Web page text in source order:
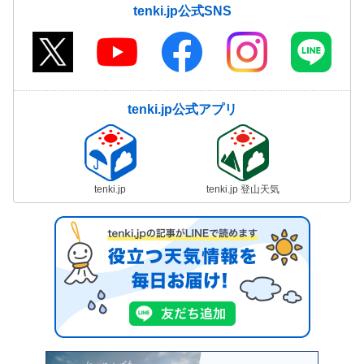
tenki.jp公式SNS
tenki.jp公式アプリ
tenki.jp tenki.jp 登山天気